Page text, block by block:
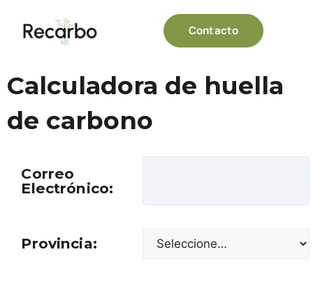
Contacto
Calculadora de huella
de carbono
Correo
Electrónico:
Provincia: